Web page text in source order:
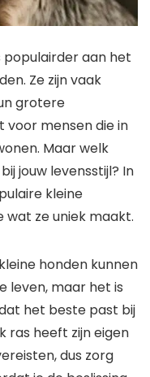
populairder aan het
Ze zijn vaak
grotere
voor mensen die in
Maar welk
jouw levensstijl? In
kleine
wat ze uniek maakt.
honden kunnen
leven, maar het is
het beste past bij
ras heeft zijn eigen
dus zorg